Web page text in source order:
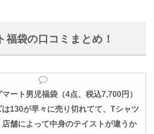
福袋の口コミまとめ！
マート男児福袋（4点、税込7,700円）
130が早々に売り切れてて、Tシャツ
舗によって中身のテイストが違うか